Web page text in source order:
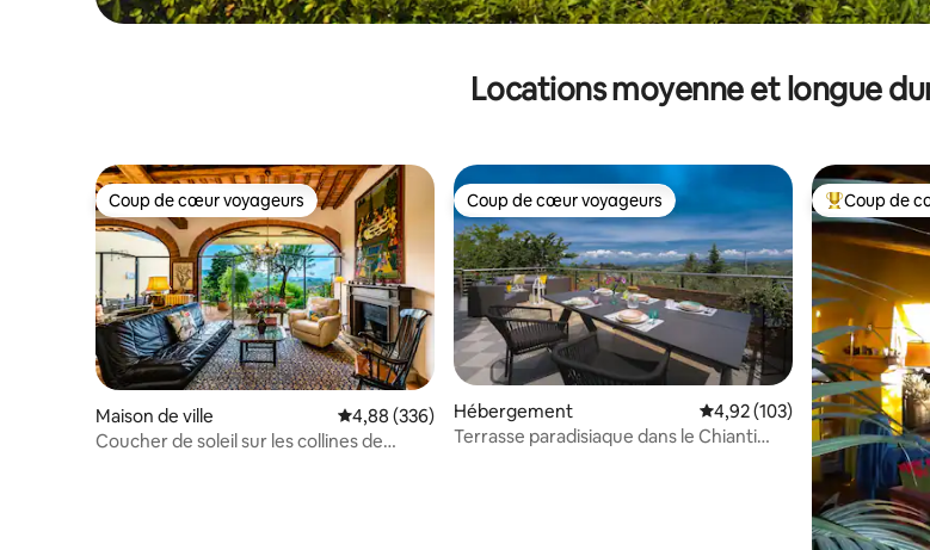
Locations moyenne et longue
Coup de cœur voyageurs
Coup de cœur voyageurs
Maison de ville Évaluation moyenne sur la base de 336 commentaires : 4,88 sur 5
4,88 (336)
Coucher de soleil sur les collines de
Coup de cœur voyageurs
Coup de cœur voyageurs
Hébergement Évaluation moyenne sur la
4,92 (103)
Terrasse paradisiaque dans le Chianti
Coups de
Coup de